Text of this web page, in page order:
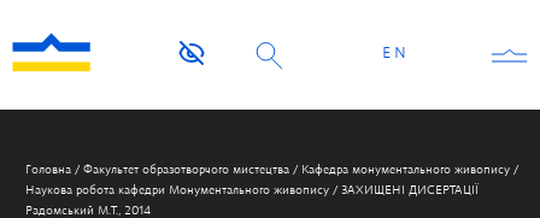
EN
Головна / Факультет образотворчого мистецтва / Кафедра монументального живопису /
Наукова робота кафедри Монументального живопису / ЗАХИЩЕНІ ДИСЕРТАЦІЇ
Радомський М.Т., 2014